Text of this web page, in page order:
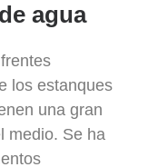
agua
los estanques
una gran
medio. Se ha